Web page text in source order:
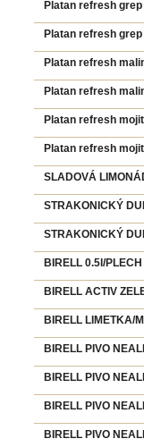
Platan refresh
Platan refresh
Platan refresh
Platan refresh
Platan refresh
Platan refresh
SLADOVÁ
STRAKONICKÝ
STRAKONICKÝ
BIRELL 0.5l/
BIRELL ACTIV
BIRELL LIMETKA/
BIRELL PIVO
BIRELL PIVO
BIRELL PIVO
BIRELL PIVO